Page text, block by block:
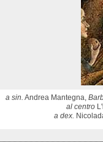
a sin. Andrea Mantegna,
al centro
a dex.